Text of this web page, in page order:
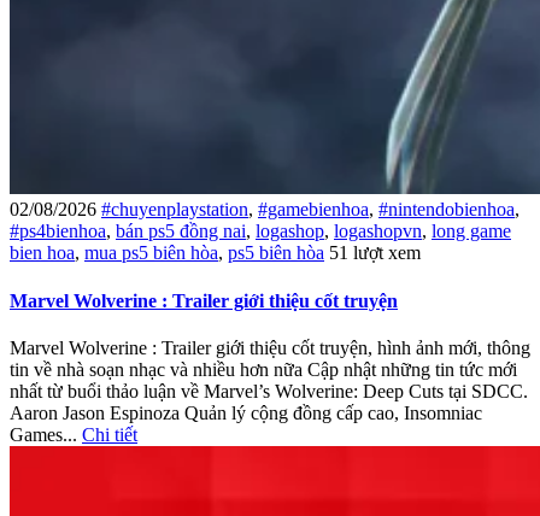
02/08/2026 #chuyenplaystation, #gamebienhoa, #nintendobienhoa,
#ps4bienhoa, bán ps5 đồng nai, logashop, logashopvn, long game
bien hoa, mua ps5 biên hòa, ps5 biên hòa 51 lượt xem
Marvel Wolverine : Trailer giới thiệu cốt truyện
Marvel Wolverine : Trailer giới thiệu cốt truyện, hình ảnh mới, thông
tin về nhà soạn nhạc và nhiều hơn nữa Cập nhật những tin tức mới
nhất từ ​​buổi thảo luận về Marvel’s Wolverine: Deep Cuts tại SDCC.
Aaron Jason Espinoza Quản lý cộng đồng cấp cao, Insomniac
Games... Chi tiết